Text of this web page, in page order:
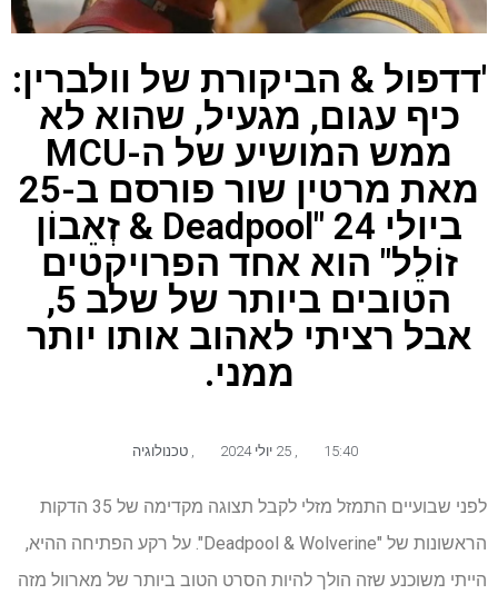
'דדפול & הביקורת של וולברין:
כיף עגום, מגעיל, שהוא לא
ממש המושיע של ה-MCU
מאת מרטין שור פורסם ב-25
ביולי 24 "Deadpool & זְאֵבוֹן
זוֹלֵל" הוא אחד הפרויקטים
הטובים ביותר של שלב 5,
אבל רציתי לאהוב אותו יותר
ממני.
15:40 25 יולי 2024 טכנולוגיה
לפני שבועיים התמזל מזלי לקבל תצוגה מקדימה של 35 הדקות
הראשונות של "Deadpool & Wolverine". על רקע הפתיחה ההיא,
הייתי משוכנע שזה הולך להיות הסרט הטוב ביותר של מארוול מזה